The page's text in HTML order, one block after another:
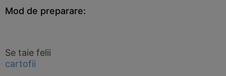
Mod de preparare:
Se taie felii
cartofii